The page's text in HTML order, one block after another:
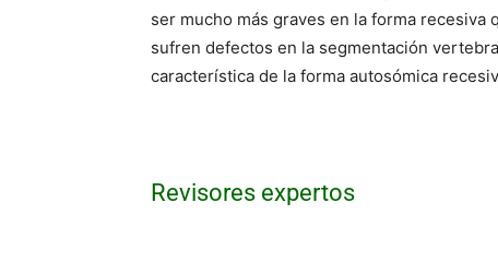
ser mucho más graves en la forma
sufren defectos en la segmentación
característica de la forma autosómica
Revisores expertos